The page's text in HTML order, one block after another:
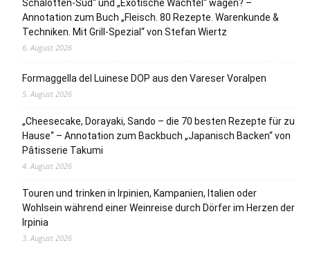
Schalotten-Sud“ und „Exotische Wachtel“ wagen? –
Annotation zum Buch „Fleisch. 80 Rezepte. Warenkunde &
Techniken. Mit Grill-Spezial“ von Stefan Wiertz
6. August 2026
Formaggella del Luinese DOP aus den Vareser Voralpen
5. August 2026
„Cheesecake, Dorayaki, Sando – die 70 besten Rezepte für zu
Hause“ – Annotation zum Backbuch „Japanisch Backen“ von
Pâtisserie Takumi
4. August 2026
Touren und trinken in Irpinien, Kampanien, Italien oder
Wohlsein während einer Weinreise durch Dörfer im Herzen der
Irpinia
3. August 2026